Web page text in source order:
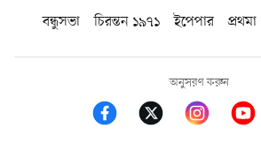
বন্ধুসভা
চিরন্তন ১৯৭১ ইপেপার প্রথমা
অনুসরণ করুন